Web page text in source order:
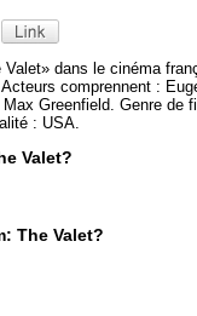
Valet» dans le cinéma
comprennent :
Greenfield. Genre de
: USA.
Valet?
The Valet?